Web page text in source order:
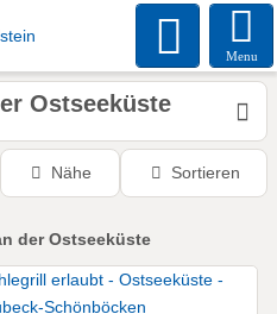
Menu
Ostseeküste
Nähe Sortieren
der Ostseeküste